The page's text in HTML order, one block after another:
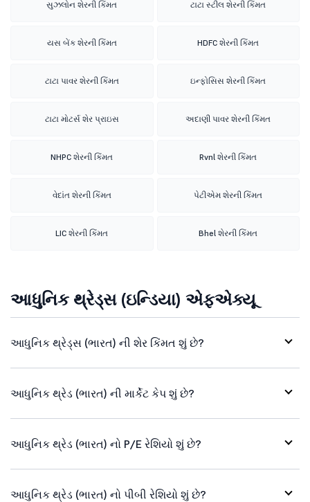
સુઝલોન શેરની કિંમત ટાટા સ્ટીલ શેરની કિંમત
યસ બેંક શેરની કિંમત HDFC શેરની કિંમત
ટાટા પાવર શેરની કિંમત ઇન્ફોસિસ શેરની કિંમત
ટાટા મોટર્સ શેર પ્રાઇસ અદાણી પાવર શેરની કિંમત
NHPC શેરની કિંમત Rvnl શેરની કિંમત
વેદાંત શેરની કિંમત પેટીએમ શેરની કિંમત
LIC શેરની કિંમત Bhel શેરની કિંમત
આધુનિક થ્રેડ્સ (ઇન્ડિયા) એફએક્યૂ
આધુનિક થ્રેડ્સ (ભારત) ની શેર કિંમત શું છે?
આધુનિક થ્રેડ (ભારત) ની માર્કેટ કેપ શું છે?
આધુનિક થ્રેડ (ભારત) નો P/E રેશિયો શું છે?
આધુનિક થ્રેડ (ભારત) નો પીબી રેશિયો શું છે?